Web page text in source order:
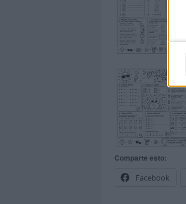
Comparte esto:
Facebook